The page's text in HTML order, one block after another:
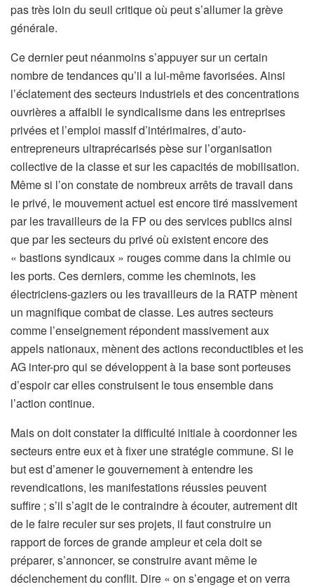
pas très loin du seuil critique où peut s’allumer la grève
générale.
Ce dernier peut néanmoins s’appuyer sur un certain
nombre de tendances qu’il a lui-même favorisées. Ainsi
l’éclatement des secteurs industriels et des concentrations
ouvrières a affaibli le syndicalisme dans les entreprises
privées et l’emploi massif d’intérimaires, d’auto-
entrepreneurs ultraprécarisés pèse sur l’organisation
collective de la classe et sur les capacités de mobilisation.
Même si l’on constate de nombreux arrêts de travail dans
le privé, le mouvement actuel est encore tiré massivement
par les travailleurs de la FP ou des services publics ainsi
que par les secteurs du privé où existent encore des
« bastions syndicaux » rouges comme dans la chimie ou
les ports. Ces derniers, comme les cheminots, les
électriciens-gaziers ou les travailleurs de la RATP mènent
un magnifique combat de classe. Les autres secteurs
comme l’enseignement répondent massivement aux
appels nationaux, mènent des actions reconductibles et les
AG inter-pro qui se développent à la base sont porteuses
d’espoir car elles construisent le tous ensemble dans
l’action continue.
Mais on doit constater la difficulté initiale à coordonner les
secteurs entre eux et à fixer une stratégie commune. Si le
but est d’amener le gouvernement à entendre les
revendications, les manifestations réussies peuvent
suffire ; s’il s’agit de le contraindre à écouter, autrement dit
de le faire reculer sur ses projets, il faut construire un
rapport de forces de grande ampleur et cela doit se
préparer, s’annoncer, se construire avant même le
déclenchement du conflit. Dire « on s’engage et on verra